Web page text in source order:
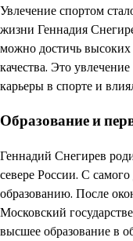
Увлечение спортом
жизни Геннадия
можно достичь высоких
качества. Это
карьеры в спорте и
Образование и
Геннадий Снегирев
севере России. С
образованию. После
Московский
высшее образование в